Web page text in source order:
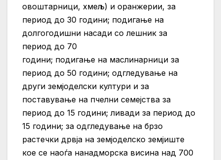
овоштарници, хмељ) и оранжерии, за
период до 30 години; подигање на
долгогодишни насади со лешник за
период до 70
години; подигање на маслинарници за
период до 50 години; одгледување на
други земјоделски култури и за
поставување на пчелни семејства за
период до 15 години; ливади за период до
15 години; за одгледување на брзо
растечки дрвја на земјоделско земјиште
кое се наоѓа нанадморска висина над 700